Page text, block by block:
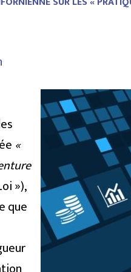
«
»),
que